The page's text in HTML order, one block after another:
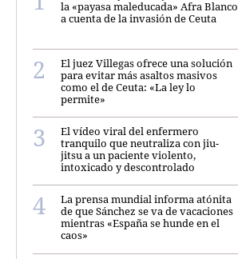
la «payasa maleducada» Afra Blanco
a cuenta de la invasión de Ceuta
El juez Villegas ofrece una solución
para evitar más asaltos masivos
como el de Ceuta: «La ley lo
permite»
El vídeo viral del enfermero
tranquilo que neutraliza con jiu-
jitsu a un paciente violento,
intoxicado y descontrolado
La prensa mundial informa atónita
de que Sánchez se va de vacaciones
mientras «España se hunde en el
caos»